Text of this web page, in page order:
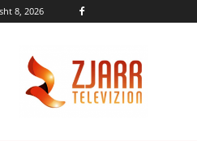
8, 2026